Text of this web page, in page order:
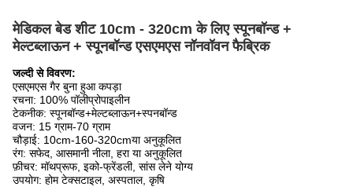
मेडिकल बेड शीट 10cm - 320cm के लिए स्पूनबॉन्ड +
मेल्टब्लाऊन + स्पूनबॉन्ड एसएमएस नॉनवॉवन फैब्रिक
जल्दी से विवरण:
एसएमएस गैर बुना हुआ कपड़ा
रचना: 100% पॉलीप्रोपाइलीन
टेकनीक: स्पूनबॉन्ड+मेल्टब्लाऊन+स्पनबॉन्ड
वजन: 15 ग्राम-70 ग्राम
चौड़ाई: 10cm-160-320cmया अनुकूलित
रंग: सफेद, आसमानी नीला, हरा या अनुकूलित
फ़ीचर: मॉथप्रूफ, इको-फ्रेंडली, सांस लेने योग्य
उपयोग: होम टेक्सटाइल, अस्पताल, कृषि